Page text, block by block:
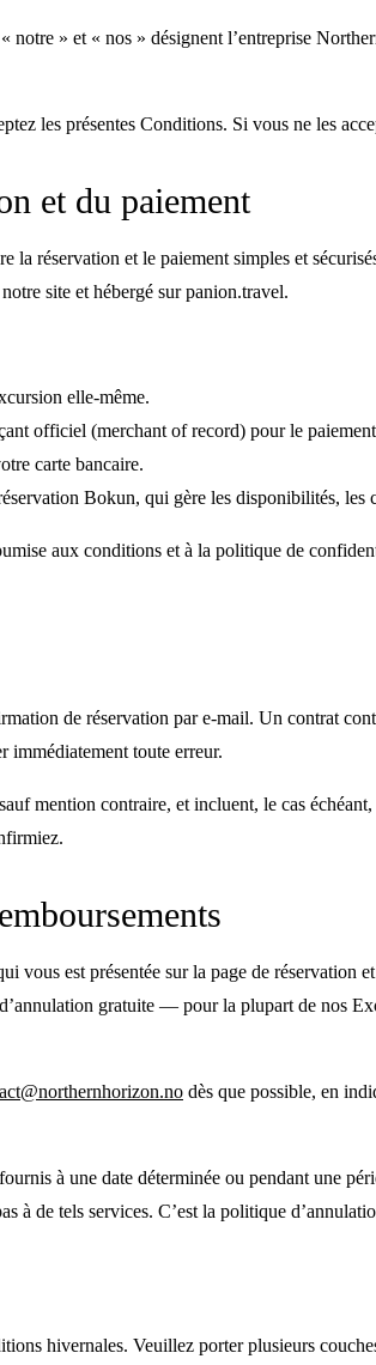
» et « nos » désignent l’entreprise
les présentes Conditions. Si vous ne les
et du paiement
réservation et le paiement simples et
site et hébergé sur panion.travel.
elle-même.
officiel (merchant of record) pour le
carte bancaire.
Bokun, qui gère les disponibilités,
aux conditions et à la politique de
de réservation par e-mail. Un contrat
immédiatement toute erreur.
mention contraire, et incluent, le cas
vous est présentée sur la page de
gratuite — pour la plupart de nos
dès que possible, en
à une date déterminée ou pendant une
à de tels services. C’est la politique
hivernales. Veuillez porter plusieurs